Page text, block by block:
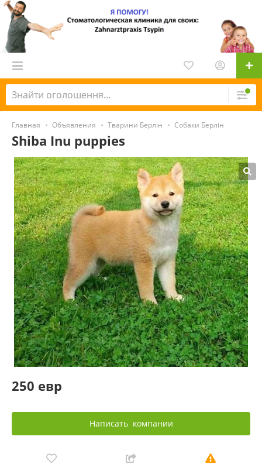
Главная Объявления Тварини Берлін Собаки Берлін
Shiba Inu puppies
250 евр
Написать компании